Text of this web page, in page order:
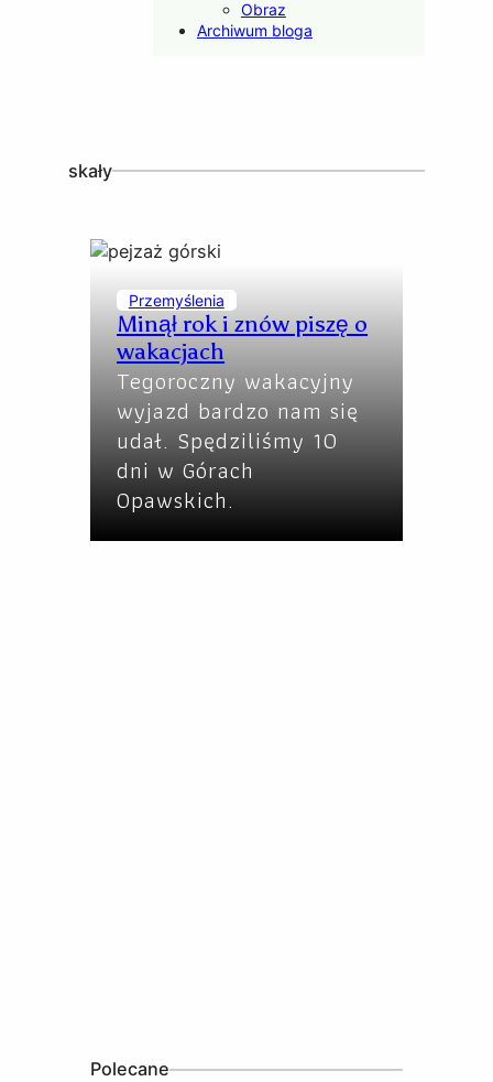
Obraz
Archiwum bloga
skały
Przemyślenia
Minął rok i znów piszę o
wakacjach
Tegoroczny wakacyjny
wyjazd bardzo nam się
udał. Spędziliśmy 10
dni w Górach
Opawskich.
Polecane